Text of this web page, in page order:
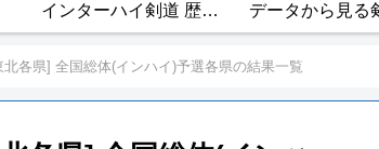
インターハイ剣道 歴代ベスト8（1954〜2026）｜男子・女子 団体/個人 データから見る
各県] 全国総体(インハイ)予選各県の結果一覧